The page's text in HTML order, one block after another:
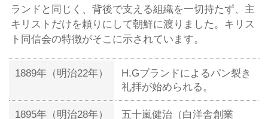
ランドと同じく、背後で支える組織を一切持たず、主
キリストだけを頼りにして朝鮮に渡りました。キリス
ト同信会の特徴がそこに示されています。
1889年（明治22年）
H.Gブランドによるパン裂き
礼拝が始められる。
1895年（明治28年） 五十嵐健治（白洋舎創業